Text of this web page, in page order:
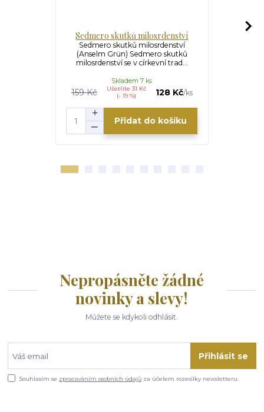
Sedmero skutků milosrdenství
Sedmero skutků milosrdenství
(Anselm Grün) Sedmero skutků
milosrdenství se v církevní trad...
159 Kč
Ušetříte 31 Kč
(- 19 %)
128 Kč/ks
Skladem 7 ks
Přidat do košíku
Nepropásněte žádné
novinky a slevy!
Můžete se kdykoli odhlásit.
Přihlásit se
Souhlasím se zpracováním osobních údajů za účelem rozesílky newsletteru.